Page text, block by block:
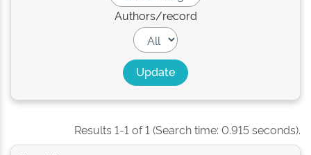
Authors/record
Results 1-1 of 1 (Search time: 0.915 seconds).